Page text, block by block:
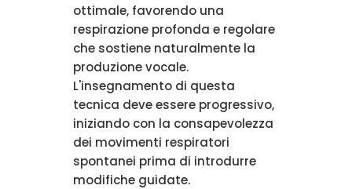
ottimale, favorendo una
respirazione profonda e regolare
che sostiene naturalmente la
produzione vocale.
L'insegnamento di questa
tecnica deve essere progressivo,
iniziando con la consapevolezza
dei movimenti respiratori
spontanei prima di introdurre
modifiche guidate.